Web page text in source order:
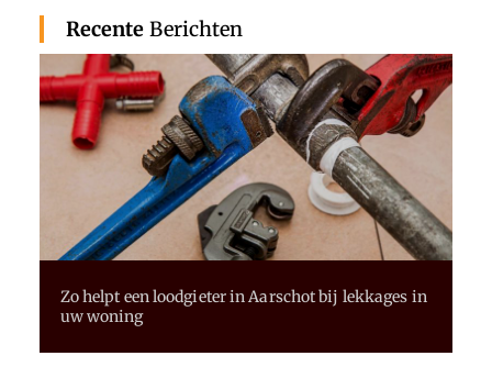
Recente Berichten
Zo helpt een loodgieter in Aarschot bij lekkages in
uw woning